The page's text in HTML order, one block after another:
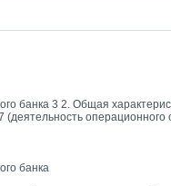
банка 3 2. Общая
банка